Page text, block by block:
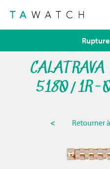
5180/1R-
< Retourner